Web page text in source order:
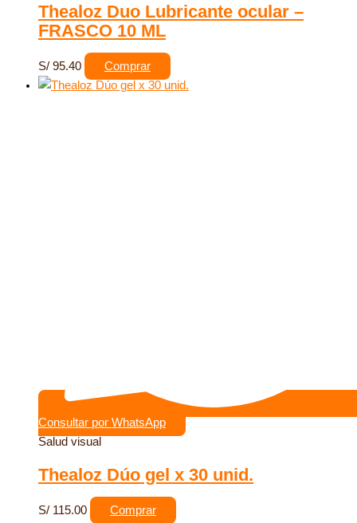
Thealoz Duo Lubricante ocular –
FRASCO 10 ML
S/ 95.40 Comprar
Consultar por WhatsApp
Salud visual
Thealoz Dúo gel x 30 unid.
S/ 115.00 Comprar